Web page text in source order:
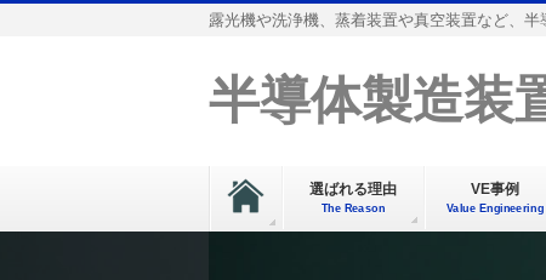
露光機や洗浄機、蒸着装置や真空装置など、
半導体製造装
選ばれる理由
The Reason
VE事例
Value Engineering